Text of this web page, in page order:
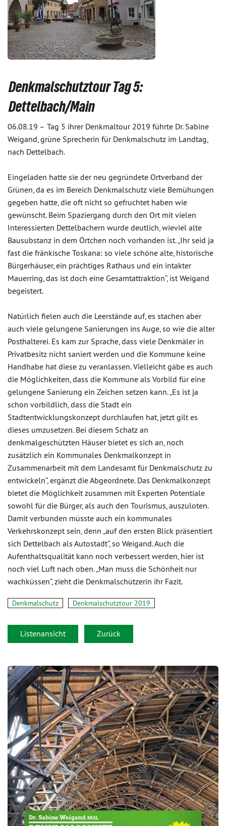
Denkmalschutztour Tag 5:
Dettelbach/Main
06.08.19 – Tag 5 ihrer Denkmaltour 2019 führte Dr. Sabine
Weigand, grüne Sprecherin für Denkmalschutz im Landtag,
nach Dettelbach.
Eingeladen hatte sie der neu gegründete Ortverband der
Grünen, da es im Bereich Denkmalschutz viele Bemühungen
gegeben hatte, die oft nicht so gefruchtet haben wie
gewünscht. Beim Spaziergang durch den Ort mit vielen
Interessierten Dettelbachern wurde deutlich, wieviel alte
Bausubstanz in dem Örtchen noch vorhanden ist. „Ihr seid ja
fast die fränkische Toskana: so viele schöne alte, historische
Bürgerhäuser, ein prächtiges Rathaus und ein intakter
Mauerring, das ist doch eine Gesamtattraktion“, ist Weigand
begeistert.
Natürlich fielen auch die Leerstände auf, es stachen aber
auch viele gelungene Sanierungen ins Auge, so wie die alter
Posthalterei. Es kam zur Sprache, dass viele Denkmäler in
Privatbesitz nicht saniert werden und die Kommune keine
Handhabe hat diese zu veranlassen. Vielleicht gäbe es auch
die Möglichkeiten, dass die Kommune als Vorbild für eine
gelungene Sanierung ein Zeichen setzen kann. „Es ist ja
schon vorbildlich, dass die Stadt ein
Stadtentwicklungskonzept durchlaufen hat, jetzt gilt es
dieses umzusetzen. Bei diesem Schatz an
denkmalgeschützten Häuser bietet es sich an, noch
zusätzlich ein Kommunales Denkmalkonzept in
Zusammenarbeit mit dem Landesamt für Denkmalschutz zu
entwickeln“, ergänzt die Abgeordnete. Das Denkmalkonzept
bietet die Möglichkeit zusammen mit Experten Potentiale
sowohl für die Bürger, als auch den Tourismus, auszuloten.
Damit verbunden müsste auch ein kommunales
Verkehrskonzept sein, denn „auf den ersten Blick präsentiert
sich Dettelbach als Autostadt“, so Weigand. Auch die
Aufenthaltsqualität kann noch verbessert werden, hier ist
noch viel Luft nach oben. „Man muss die Schönheit nur
wachküssen“, zieht die Denkmalschützerin ihr Fazit.
Denkmalschutz Denkmalschutztour 2019
Listenansicht Zurück